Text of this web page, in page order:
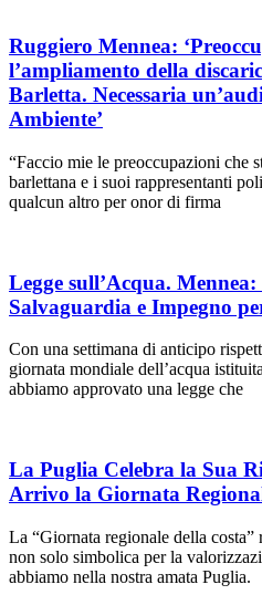
Ruggiero Mennea:
l’ampliamento della
Barletta. Necessaria
Ambiente’
“Faccio mie le preoccupazioni che
barlettana e i suoi rappresentanti
qualcun altro per onor di firma
Legge sull’Acqua.
Salvaguardia e Impegno
Con una settimana di anticipo
giornata mondiale dell’acqua
abbiamo approvato una legge che
La Puglia Celebra la Sua
Arrivo la Giornata
La “Giornata regionale della costa”
non solo simbolica per la
abbiamo nella nostra amata Puglia.